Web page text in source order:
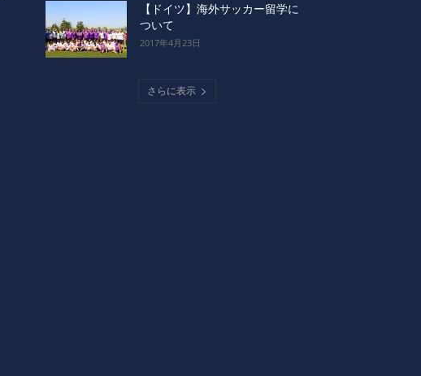
【ドイツ】海外サッカー留学に
ついて
2017年4月23日
さらに表示